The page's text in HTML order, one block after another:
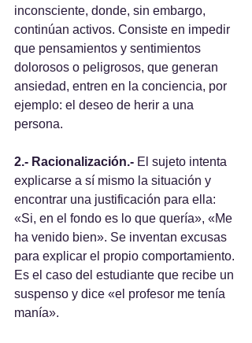
inconsciente, donde, sin embargo,
continúan activos. Consiste en impedir
que pensamientos y sentimientos
dolorosos o peligrosos, que generan
ansiedad, entren en la conciencia, por
ejemplo: el deseo de herir a una
persona.
2.- Racionalización.- El sujeto intenta
explicarse a sí mismo la situación y
encontrar una justificación para ella:
«Si, en el fondo es lo que quería», «Me
ha venido bien». Se inventan excusas
para explicar el propio comportamiento.
Es el caso del estudiante que recibe un
suspenso y dice «el profesor me tenía
manía».